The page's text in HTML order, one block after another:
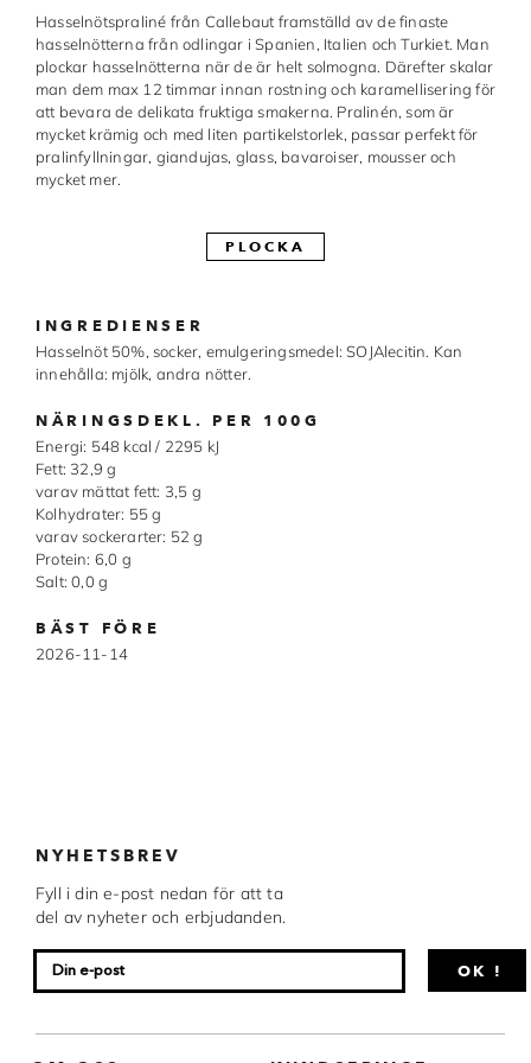
Made in Sweden
Pralinformar
Verktyg
Överföringsark
Cacao Barry
Carma
Chocolate World
Chocovic
Malmö Chokladfabrik
Martellato
Webbutiken MARRON drivs av Marron
© 2026. Alla rättigheter reserverade.
Hasselnötspraliné från Callebaut framställd av de finaste
hasselnötterna från odlingar i Spanien, Italien och Turkiet. Man
plockar hasselnötterna när de är helt solmogna. Därefter skalar
man dem max 12 timmar innan rostning och karamellisering för
att bevara de delikata fruktiga smakerna. Pralinén, som är
mycket krämig och med liten partikelstorlek, passar perfekt för
pralinfyllningar, giandujas, glass, bavaroiser, mousser och
mycket mer.
PLOCKA
INGREDIENSER
Hasselnöt 50%, socker, emulgeringsmedel: SOJAlecitin. Kan
innehålla: mjölk, andra nötter.
NÄRINGSDEKL. PER 100G
Energi: 548 kcal / 2295 kJ
Fett: 32,9 g
varav mättat fett: 3,5 g
Kolhydrater: 55 g
varav sockerarter: 52 g
Protein: 6,0 g
Salt: 0,0 g
BÄST FÖRE
2026-11-14
NYHETSBREV
Fyll i din e-post nedan för att ta
del av nyheter och erbjudanden.
OK !